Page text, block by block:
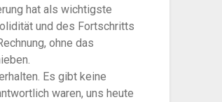
hat als wichtigste
und des Fortschritts
ohne das
Es gibt keine
waren, uns heute